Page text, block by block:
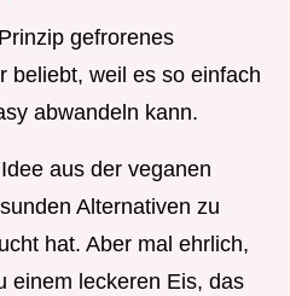
gefrorenes
beliebt, weil es so einfach
abwandeln kann.
aus der veganen
Alternativen zu
hat. Aber mal ehrlich,
einem leckeren Eis, das